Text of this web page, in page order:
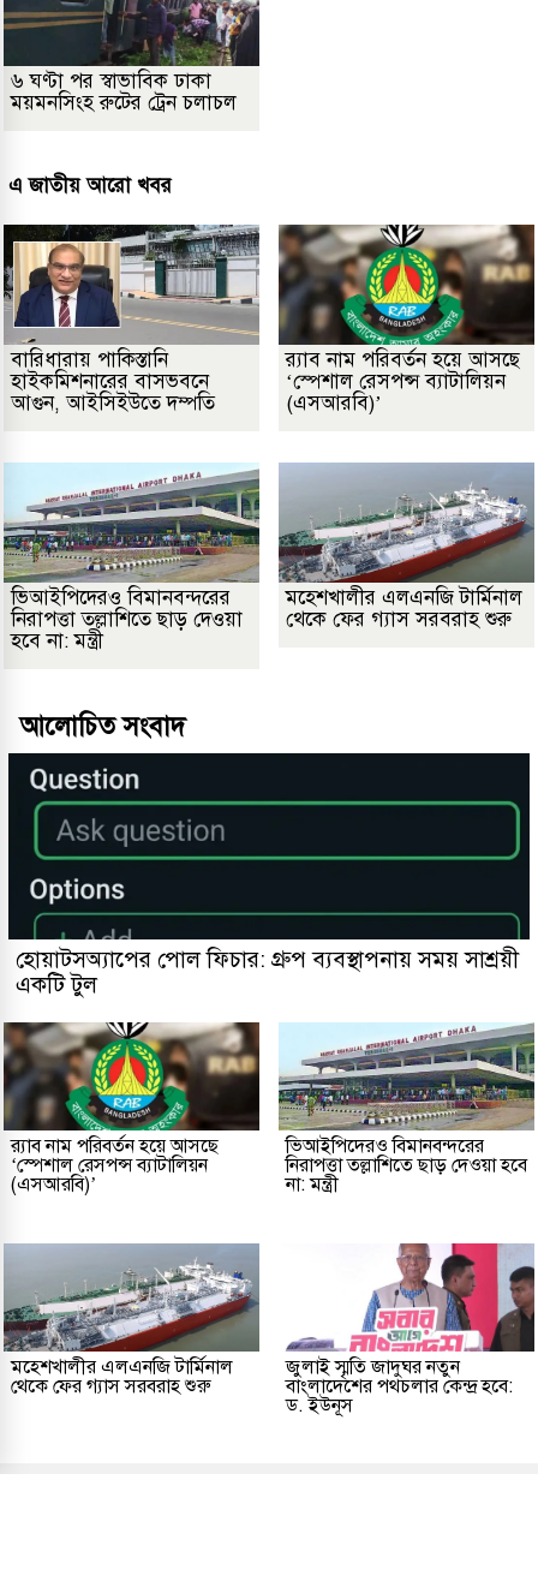
৬ ঘণ্টা পর স্বাভাবিক ঢাকা
ময়মনসিংহ রুটের ট্রেন চলাচল
এ জাতীয় আরো খবর
বারিধারায় পাকিস্তানি
হাইকমিশনারের বাসভবনে
আগুন, আইসিইউতে দম্পতি
র‌্যাব নাম পরিবর্তন হয়ে আসছে
‘স্পেশাল রেসপন্স ব্যাটালিয়ন
(এসআরবি)’
ভিআইপিদেরও বিমানবন্দরের
নিরাপত্তা তল্লাশিতে ছাড় দেওয়া
হবে না: মন্ত্রী
মহেশখালীর এলএনজি টার্মিনাল
থেকে ফের গ্যাস সরবরাহ শুরু
আলোচিত সংবাদ
হোয়াটসঅ্যাপের পোল ফিচার: গ্রুপ ব্যবস্থাপনায় সময় সাশ্রয়ী
একটি টুল
র‌্যাব নাম পরিবর্তন হয়ে আসছে
‘স্পেশাল রেসপন্স ব্যাটালিয়ন
(এসআরবি)’
ভিআইপিদেরও বিমানবন্দরের
নিরাপত্তা তল্লাশিতে ছাড় দেওয়া হবে
না: মন্ত্রী
মহেশখালীর এলএনজি টার্মিনাল
থেকে ফের গ্যাস সরবরাহ শুরু
জুলাই স্মৃতি জাদুঘর নতুন
বাংলাদেশের পথচলার কেন্দ্র হবে:
ড. ইউনূস